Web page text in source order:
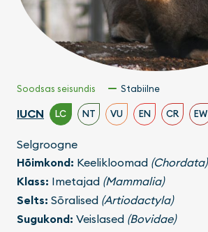
Soodsas seisundis Stabiilne
IUCN LC NT VU EN CR EW
Selgroogne
Hõimkond: Keelikloomad (Chordata)
Klass: Imetajad (Mammalia)
Selts: Sõralised (Artiodactyla)
Sugukond: Veislased (Bovidae)